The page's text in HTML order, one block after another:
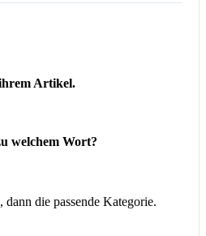
Artikel.
welchem Wort?
dann die passende Kategorie.